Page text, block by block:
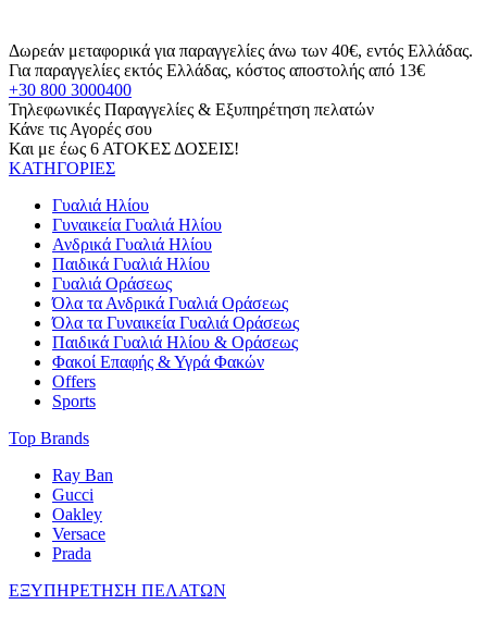
Δωρεάν μεταφορικά για παραγγελίες άνω των 40€, εντός Ελλάδας.
Για παραγγελίες εκτός Ελλάδας, κόστος αποστολής από 13€
+30 800 3000400
Τηλεφωνικές Παραγγελίες & Εξυπηρέτηση πελατών
Κάνε τις Αγορές σου
Και με έως 6 ΑΤΟΚΕΣ ΔΟΣΕΙΣ!
ΚΑΤΗΓΟΡΙΕΣ
Γυαλιά Ηλίου
Γυναικεία Γυαλιά Ηλίου
Ανδρικά Γυαλιά Ηλίου
Παιδικά Γυαλιά Ηλίου
Γυαλιά Οράσεως
Όλα τα Ανδρικά Γυαλιά Οράσεως
Όλα τα Γυναικεία Γυαλιά Οράσεως
Παιδικά Γυαλιά Ηλίου & Οράσεως
Φακοί Επαφής & Υγρά Φακών
Offers
Sports
Top Brands
Ray Ban
Gucci
Oakley
Versace
Prada
ΕΞΥΠΗΡΕΤΗΣΗ ΠΕΛΑΤΩΝ